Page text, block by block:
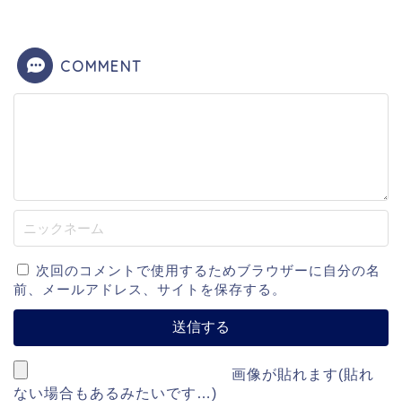
COMMENT
次回のコメントで使用するためブラウザーに自分の名
前、メールアドレス、サイトを保存する。
画像が貼れます(貼れ
ない場合もあるみたいです…)